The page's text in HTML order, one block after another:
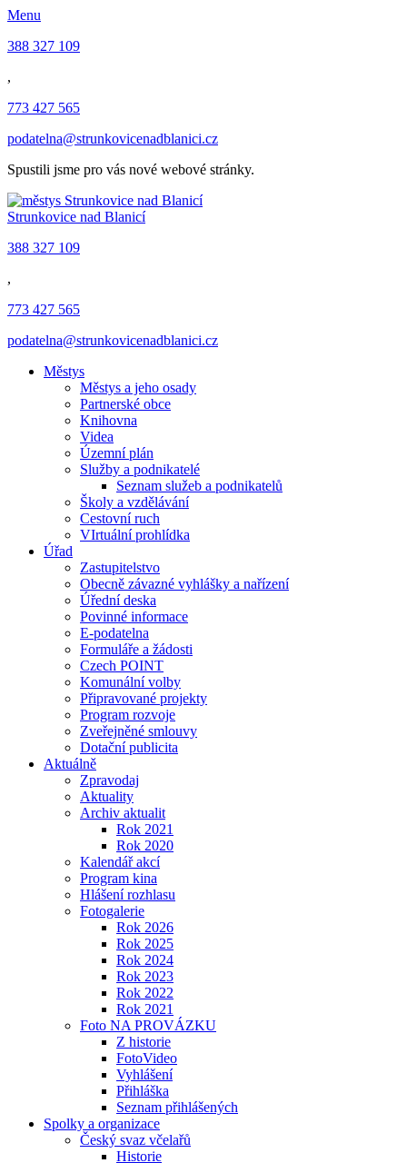
Menu
388 327 109
,
773 427 565
podatelna@strunkovicenadblanici.cz
Spustili jsme pro vás nové webové stránky.
Strunkovice nad Blanicí
388 327 109
,
773 427 565
podatelna@strunkovicenadblanici.cz
Městys
Městys a jeho osady
Partnerské obce
Knihovna
Videa
Územní plán
Služby a podnikatelé
Seznam služeb a podnikatelů
Školy a vzdělávání
Cestovní ruch
VIrtuální prohlídka
Úřad
Zastupitelstvo
Obecně závazné vyhlášky a nařízení
Úřední deska
Povinné informace
E-podatelna
Formuláře a žádosti
Czech POINT
Komunální volby
Připravované projekty
Program rozvoje
Zveřejněné smlouvy
Dotační publicita
Aktuálně
Zpravodaj
Aktuality
Archiv aktualit
Rok 2021
Rok 2020
Kalendář akcí
Program kina
Hlášení rozhlasu
Fotogalerie
Rok 2026
Rok 2025
Rok 2024
Rok 2023
Rok 2022
Rok 2021
Foto NA PROVÁZKU
Z historie
FotoVideo
Vyhlášení
Přihláška
Seznam přihlášených
Spolky a organizace
Český svaz včelařů
Historie